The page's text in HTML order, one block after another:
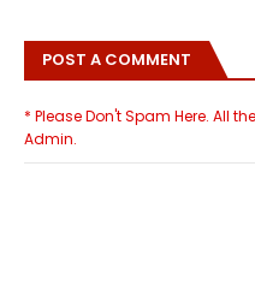
POST A COMMENT
* Please Don't Spam Here. All
Admin.